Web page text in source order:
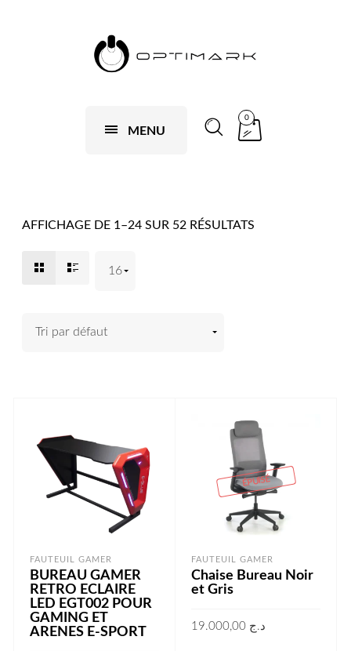
MENU
0
AFFICHAGE DE 1–24 SUR 52 RÉSULTATS
FAUTEUIL GAMER
BUREAU GAMER
RETRO ECLAIRE
LED EGT002 POUR
GAMING ET
ARENES E-SPORT
ÉPUISÉ
FAUTEUIL GAMER
Chaise Bureau Noir
et Gris
د.ج